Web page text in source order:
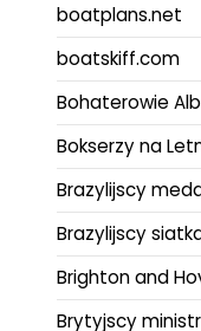
boatplans.net
boatskiff.com
Bohaterowie
Bokserzy na
Brazylijscy
Brazylijscy
Brighton and
Brytyjscy